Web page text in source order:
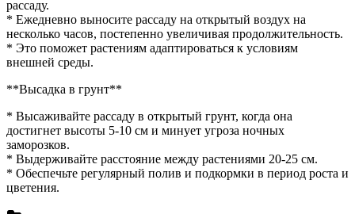
рассаду.
* Ежедневно выносите рассаду на открытый воздух на
несколько часов, постепенно увеличивая продолжительность.
* Это поможет растениям адаптироваться к условиям
внешней среды.
**Высадка в грунт**
* Высаживайте рассаду в открытый грунт, когда она
достигнет высоты 5-10 см и минует угроза ночных
заморозков.
* Выдерживайте расстояние между растениями 20-25 см.
* Обеспечьте регулярный полив и подкормки в период роста и
цветения.